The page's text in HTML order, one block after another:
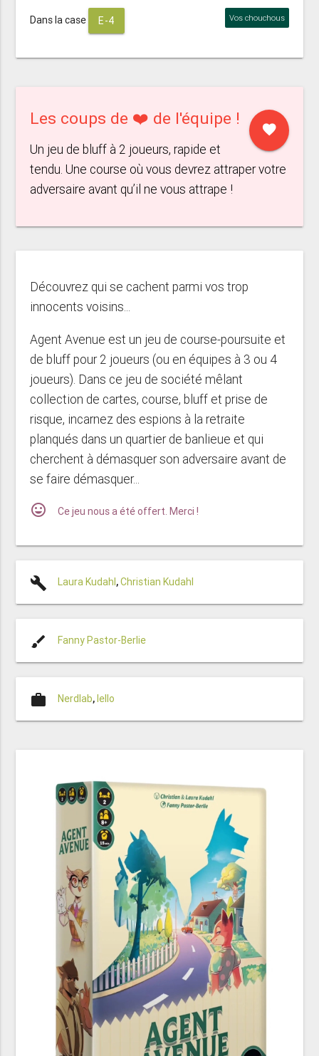
Dans la case E-4 Vos chouchous
favorite
Les coups de ❤️ de l'équipe !
Un jeu de bluff à 2 joueurs, rapide et
tendu. Une course où vous devrez attraper votre
adversaire avant qu’il ne vous attrape !
Découvrez qui se cachent parmi vos trop
innocents voisins...
Agent Avenue est un jeu de course-poursuite et
de bluff pour 2 joueurs (ou en équipes à 3 ou 4
joueurs). Dans ce jeu de société mêlant
collection de cartes, course, bluff et prise de
risque, incarnez des espions à la retraite
planqués dans un quartier de banlieue et qui
cherchent à démasquer son adversaire avant de
se faire démasquer...
mood Ce jeu nous a été offert. Merci !
build Laura Kudahl,Christian Kudahl
brush Fanny Pastor-Berlie
work Nerdlab,Iello